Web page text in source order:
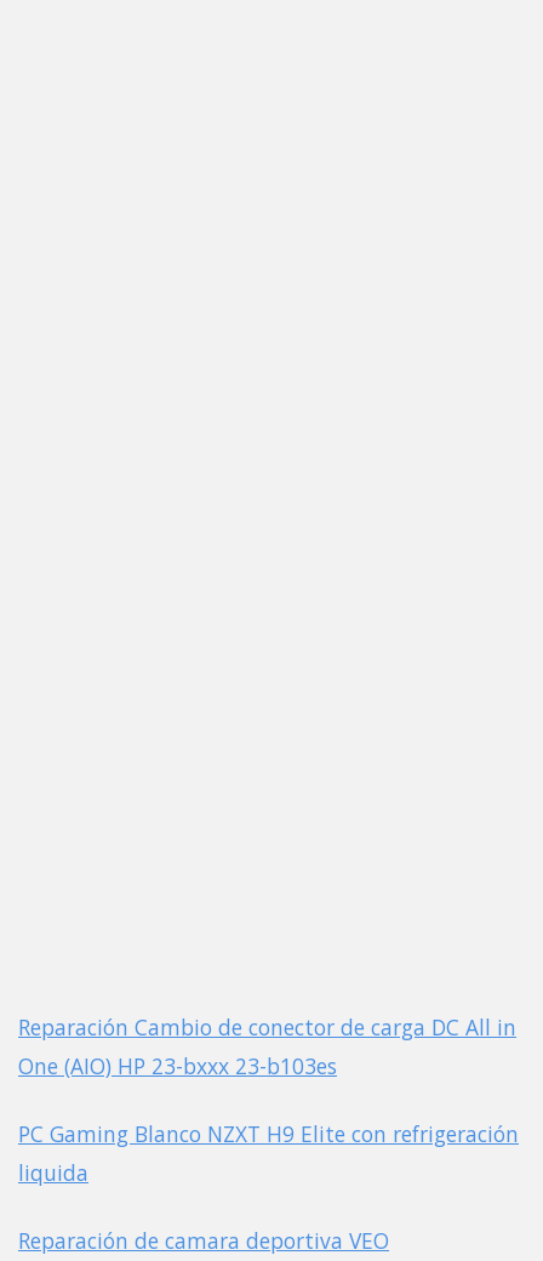
Reparación Cambio de conector de carga DC All in
One (AIO) HP 23-bxxx 23-b103es
PC Gaming Blanco NZXT H9 Elite con refrigeración
liquida
Reparación de camara deportiva VEO